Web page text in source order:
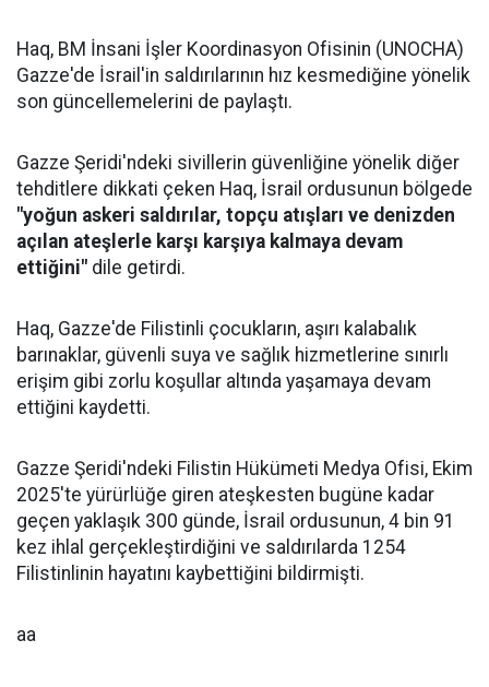
Haq, BM İnsani İşler Koordinasyon Ofisinin (UNOCHA)
Gazze'de İsrail'in saldırılarının hız kesmediğine yönelik
son güncellemelerini de paylaştı.
Gazze Şeridi'ndeki sivillerin güvenliğine yönelik diğer
tehditlere dikkati çeken Haq, İsrail ordusunun bölgede
"yoğun askeri saldırılar, topçu atışları ve denizden
açılan ateşlerle karşı karşıya kalmaya devam
ettiğini" dile getirdi.
Haq, Gazze'de Filistinli çocukların, aşırı kalabalık
barınaklar, güvenli suya ve sağlık hizmetlerine sınırlı
erişim gibi zorlu koşullar altında yaşamaya devam
ettiğini kaydetti.
Gazze Şeridi'ndeki Filistin Hükümeti Medya Ofisi, Ekim
2025'te yürürlüğe giren ateşkesten bugüne kadar
geçen yaklaşık 300 günde, İsrail ordusunun, 4 bin 91
kez ihlal gerçekleştirdiğini ve saldırılarda 1254
Filistinlinin hayatını kaybettiğini bildirmişti.
aa